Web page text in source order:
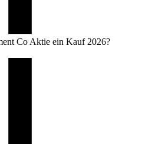
Co Aktie ein Kauf 2026?